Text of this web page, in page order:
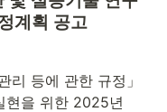
계획 공고
리 등에 관한 규정」
현을 위한 2025년